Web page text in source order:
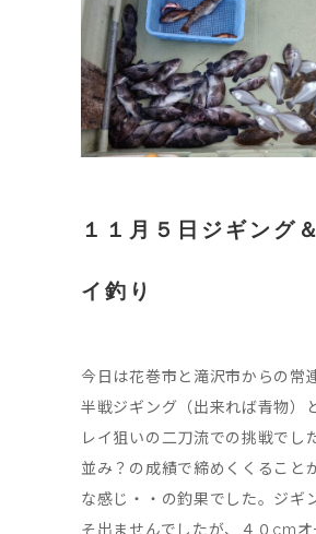
１１月５日ジギング
イ釣り
今日は花巻市と滝沢市からの常
半戦ジギング（出来れば青物）
レイ狙いの二刀流での挑戦でし
並み？の成績で締めくくること
な感じ・・の釣果でした。ジギ
そ出ませんでしたが、４０cmオ